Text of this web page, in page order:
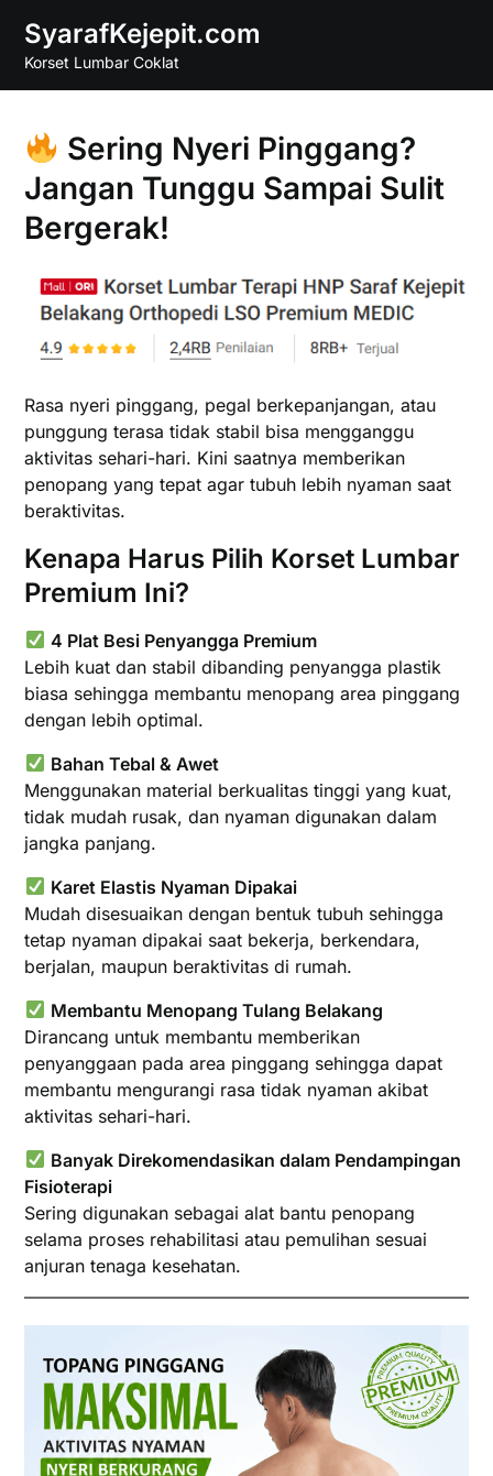
content
SyarafKejepit.com
Korset Lumbar Coklat
Sering Nyeri Pinggang?
Jangan Tunggu Sampai Sulit
Bergerak!
Rasa nyeri pinggang, pegal berkepanjangan, atau
punggung terasa tidak stabil bisa mengganggu
aktivitas sehari-hari. Kini saatnya memberikan
penopang yang tepat agar tubuh lebih nyaman saat
beraktivitas.
Kenapa Harus Pilih Korset Lumbar
Premium Ini?
4 Plat Besi Penyangga Premium
Lebih kuat dan stabil dibanding penyangga plastik
biasa sehingga membantu menopang area pinggang
dengan lebih optimal.
Bahan Tebal & Awet
Menggunakan material berkualitas tinggi yang kuat,
tidak mudah rusak, dan nyaman digunakan dalam
jangka panjang.
Karet Elastis Nyaman Dipakai
Mudah disesuaikan dengan bentuk tubuh sehingga
tetap nyaman dipakai saat bekerja, berkendara,
berjalan, maupun beraktivitas di rumah.
Membantu Menopang Tulang Belakang
Dirancang untuk membantu memberikan
penyanggaan pada area pinggang sehingga dapat
membantu mengurangi rasa tidak nyaman akibat
aktivitas sehari-hari.
Banyak Direkomendasikan dalam Pendampingan
Fisioterapi
Sering digunakan sebagai alat bantu penopang
selama proses rehabilitasi atau pemulihan sesuai
anjuran tenaga kesehatan.